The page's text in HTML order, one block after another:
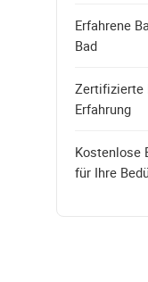
Erfahrene
Bad
Zertifizierte
Erfahrung
Kostenlose
für Ihre